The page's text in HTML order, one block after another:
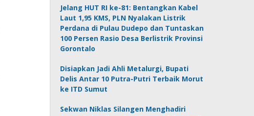
Jelang HUT RI ke-81: Bentangkan Kabel
Laut 1,95 KMS, PLN Nyalakan Listrik
Perdana di Pulau Dudepo dan Tuntaskan
100 Persen Rasio Desa Berlistrik Provinsi
Gorontalo
Disiapkan Jadi Ahli Metalurgi, Bupati
Delis Antar 10 Putra-Putri Terbaik Morut
ke ITD Sumut
Sekwan Niklas Silangen Menghadiri